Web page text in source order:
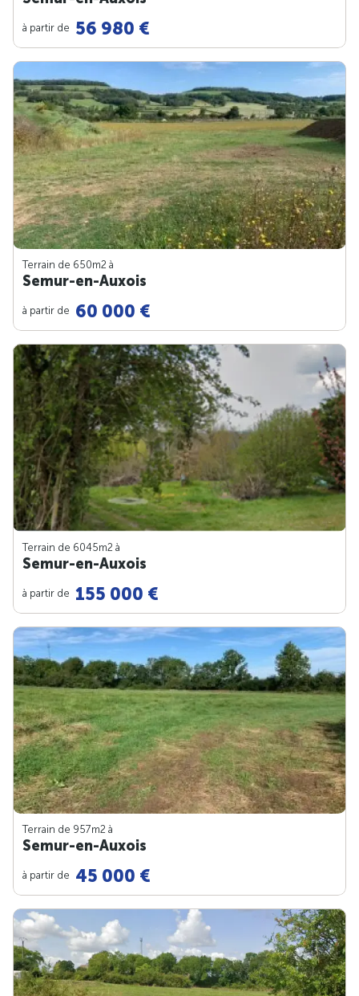
à partir de 56 980 €
Terrain de 650m2 à
Semur-en-Auxois
à partir de 60 000 €
Terrain de 6045m2 à
Semur-en-Auxois
à partir de 155 000 €
Terrain de 957m2 à
Semur-en-Auxois
à partir de 45 000 €